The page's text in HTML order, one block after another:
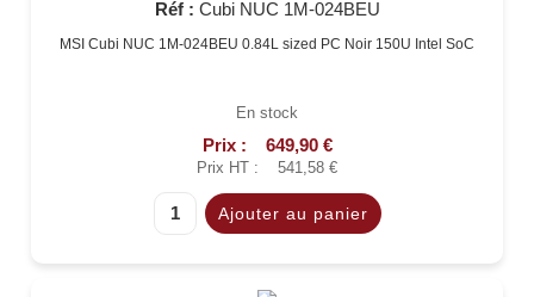
Réf : Cubi NUC 1M-024BEU
MSI Cubi NUC 1M-024BEU 0.84L sized PC Noir 150U Intel SoC
En stock
Prix : 649,90 €
Prix HT : 541,58 €